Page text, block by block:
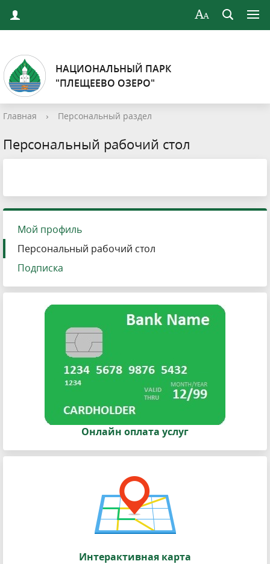
НАЦИОНАЛЬНЫЙ ПАРК
"ПЛЕЩЕЕВО ОЗЕРО"
Главная › Персональный раздел
Персональный рабочий стол
Мой профиль
Персональный рабочий стол
Подписка
Онлайн оплата услуг
Интерактивная карта